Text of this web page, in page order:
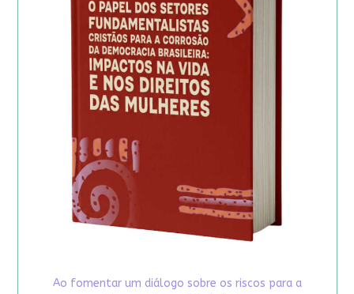
Ao fomentar um diálogo sobre os riscos para a